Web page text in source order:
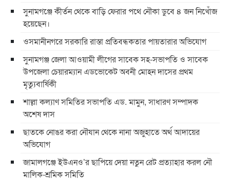
সুনামগঞ্জে কীর্তন থেকে বাড়ি ফেরার পথে নৌকা ডুবে ৪ জন নিখোঁজ
হয়েছেন।
ওসমানীনগরে সরকারি রাস্তা প্রতিবন্ধকতার পায়তারার অভিযোগ
সুনামগঞ্জ জেলা আওয়ামী লীগের সাবেক সহ-সভাপতি ও সাবেক
উপজেলা চেয়ারম্যান এডভোকেট অবনী মোহন দাসের প্রথম
মৃত্যুবার্ষিকী
শাল্লা কল্যাণ সমিতির সভাপতি এড. মামুন, সাধারণ সম্পাদক
অশেষ দাস
ছাতকে নোঙর করা নৌযান থেকে নানা অজুহাতে অর্থ আদায়ের
অভিযোগ
জামালগঞ্জে ইউএনও’র ছাপিয়ে দেয়া নতুন রেট প্রত্যাহার করল নৌ
মালিক-শ্রমিক সমিতি